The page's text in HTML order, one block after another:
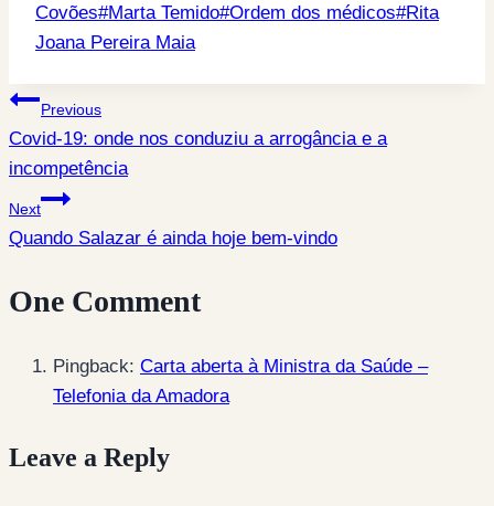
Tags:
Covões#Marta Temido#Ordem dos médicos#Rita
Joana Pereira Maia
Post
navigation
Previous
Covid-19: onde nos conduziu a arrogância e a
incompetência
Next
Quando Salazar é ainda hoje bem-vindo
One Comment
Pingback: Carta aberta à Ministra da Saúde –
Telefonia da Amadora
Leave a Reply